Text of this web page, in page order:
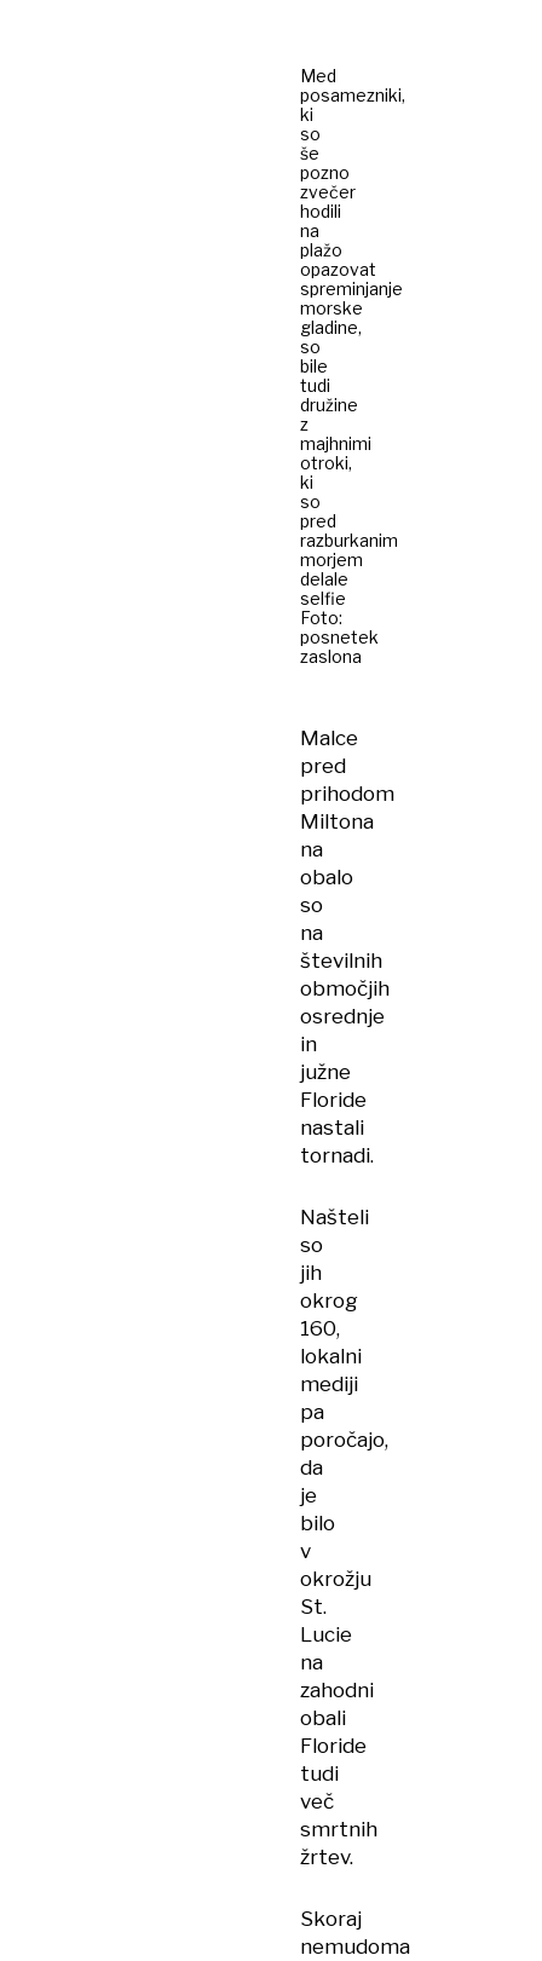
Med
posamezniki,
ki
so
še
pozno
zvečer
hodili
na
plažo
opazovat
spreminjanje
morske
gladine,
so
bile
tudi
družine
z
majhnimi
otroki,
ki
so
pred
razburkanim
morjem
delale
selfie
Foto:
posnetek
zaslona
Malce
pred
prihodom
Miltona
na
obalo
so
na
številnih
območjih
osrednje
in
južne
Floride
nastali
tornadi.
Našteli
so
jih
okrog
160,
lokalni
mediji
pa
poročajo,
da
je
bilo
v
okrožju
St.
Lucie
na
zahodni
obali
Floride
tudi
več
smrtnih
žrtev.
Skoraj
nemudoma